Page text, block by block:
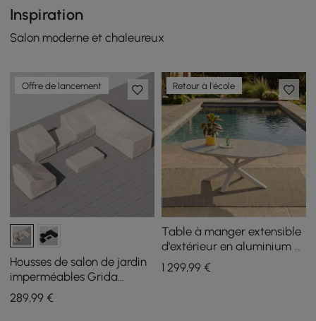
Inspiration
Salon moderne et chaleureux
Offre de lancement
Housses de salon de jardin
imperméables Grida
Outdoor 600D en toile
robuste, couleur ivoire
289,99 €
Retour à l'école
Table à manger extensible
d'extérieur en aluminium et
pierre frittée couleur sable
1 299,99€